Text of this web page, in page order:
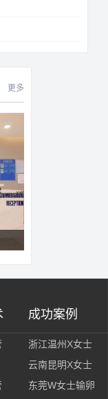
更多
成功案例
浙江温州X女士
云南昆明X女士
东莞W女士输卵